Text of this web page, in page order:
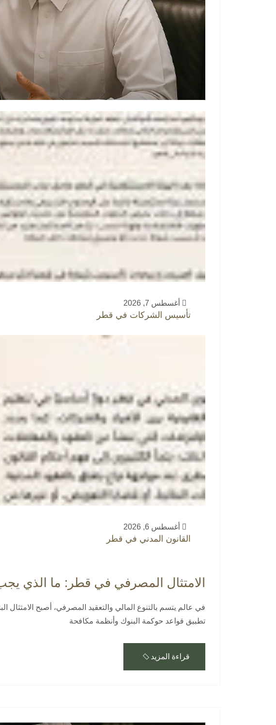
أغسطس 7, 2026
تأسيس الشركات في قطر
أغسطس 6, 2026
القانون المدني في قطر
الامتثال المصرفي في قطر: ما الذي
في عالم يتسم بالتنوع المالي والتعقيد المصرفي، أصبح
تطبيق قواعد حوكمة البنوك وأنظمة مكافحة
قراءة المزيد